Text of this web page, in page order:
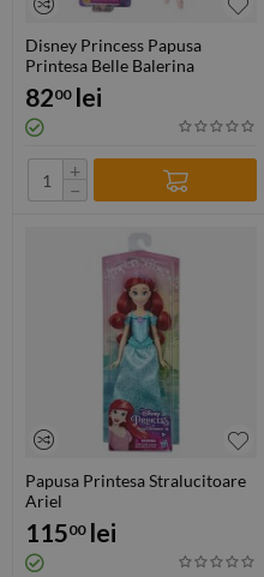
Disney Princess Papusa
Printesa Belle Balerina
8200 lei
+
−
Papusa Printesa Stralucitoare
Ariel
11500 lei